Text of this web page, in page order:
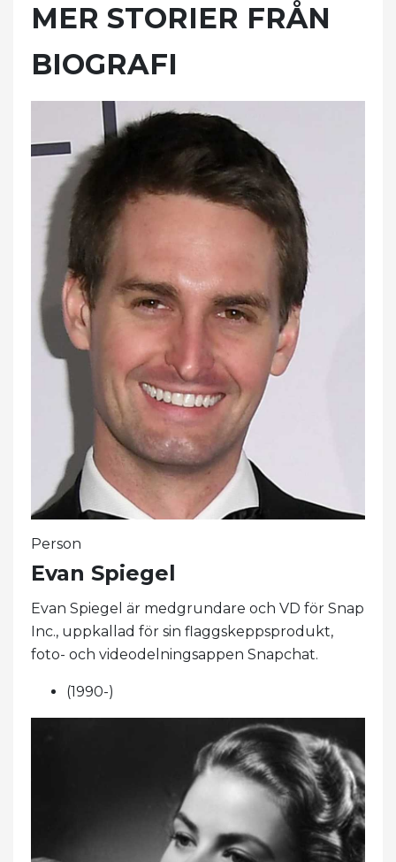
MER STORIER FRÅN
BIOGRAFI
Person
Evan Spiegel
Evan Spiegel är medgrundare och VD för Snap
Inc., uppkallad för sin flaggskeppsprodukt,
foto- och videodelningsappen Snapchat.
(1990-)